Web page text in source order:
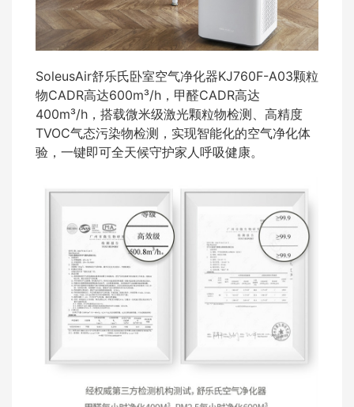
SoleusAir舒乐氏卧室空气净化器KJ760F-A03颗粒
物CADR高达600m³/h，甲醛CADR高达
400m³/h，搭载微米级激光颗粒物检测、高精度
TVOC气态污染物检测，实现智能化的空气净化体
验，一键即可全天候守护家人呼吸健康。